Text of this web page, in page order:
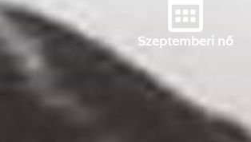
Szeptemberi nő